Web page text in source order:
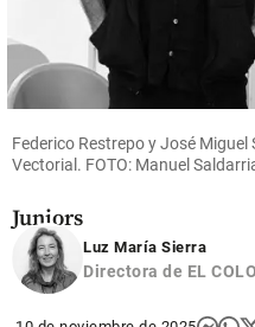
Fútbol
Enner
Valencia es
nuevo
de Villa y
Montero
Juniors
share
Federico Restrepo y José
Vectorial. FOTO: Manuel
Luz María Sierra
Directora de EL